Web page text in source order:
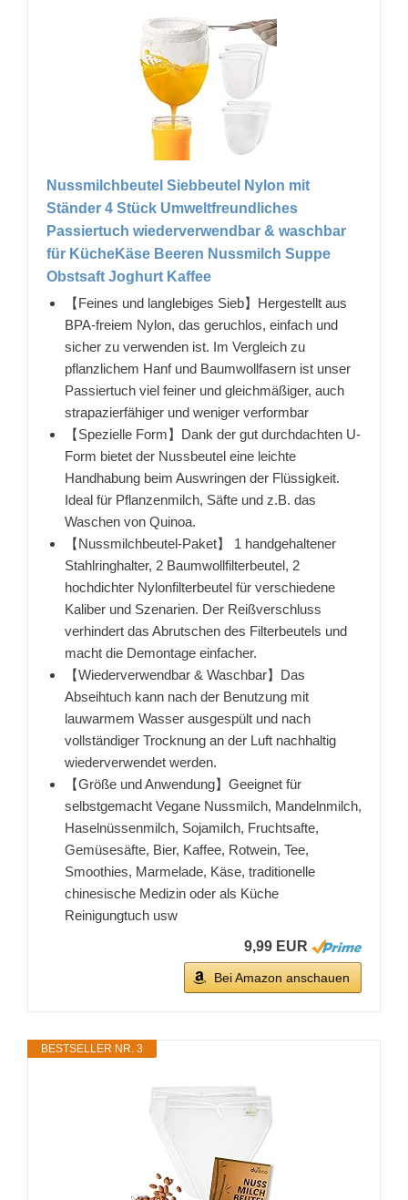
Nussmilchbeutel Siebbeutel Nylon mit
Ständer 4 Stück Umweltfreundliches
Passiertuch wiederverwendbar & waschbar
für KücheKäse Beeren Nussmilch Suppe
Obstsaft Joghurt Kaffee
【Feines und langlebiges Sieb】Hergestellt aus
BPA-freiem Nylon, das geruchlos, einfach und
sicher zu verwenden ist. Im Vergleich zu
pflanzlichem Hanf und Baumwollfasern ist unser
Passiertuch viel feiner und gleichmäßiger, auch
strapazierfähiger und weniger verformbar
【Spezielle Form】Dank der gut durchdachten U-
Form bietet der Nussbeutel eine leichte
Handhabung beim Auswringen der Flüssigkeit.
Ideal für Pflanzenmilch, Säfte und z.B. das
Waschen von Quinoa.
【Nussmilchbeutel-Paket】 1 handgehaltener
Stahlringhalter, 2 Baumwollfilterbeutel, 2
hochdichter Nylonfilterbeutel für verschiedene
Kaliber und Szenarien. Der Reißverschluss
verhindert das Abrutschen des Filterbeutels und
macht die Demontage einfacher.
【Wiederverwendbar & Waschbar】Das
Abseihtuch kann nach der Benutzung mit
lauwarmem Wasser ausgespült und nach
vollständiger Trocknung an der Luft nachhaltig
wiederverwendet werden.
【Größe und Anwendung】Geeignet für
selbstgemacht Vegane Nussmilch, Mandelnmilch,
Haselnüssenmilch, Sojamilch, Fruchtsafte,
Gemüsesäfte, Bier, Kaffee, Rotwein, Tee,
Smoothies, Marmelade, Käse, traditionelle
chinesische Medizin oder als Küche
Reinigungtuch usw
9,99 EUR
Bei Amazon anschauen
BESTSELLER NR. 3